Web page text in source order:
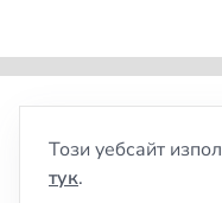
Този уебсайт
тук.